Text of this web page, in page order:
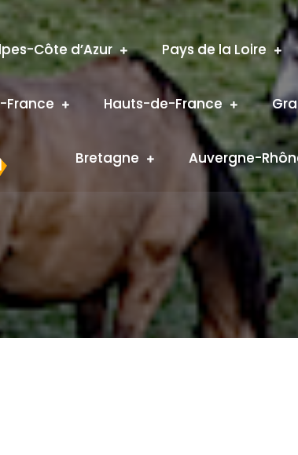
Côte d’Azur Pays de la Loire
France Hauts-de-France
Bretagne Auvergne-